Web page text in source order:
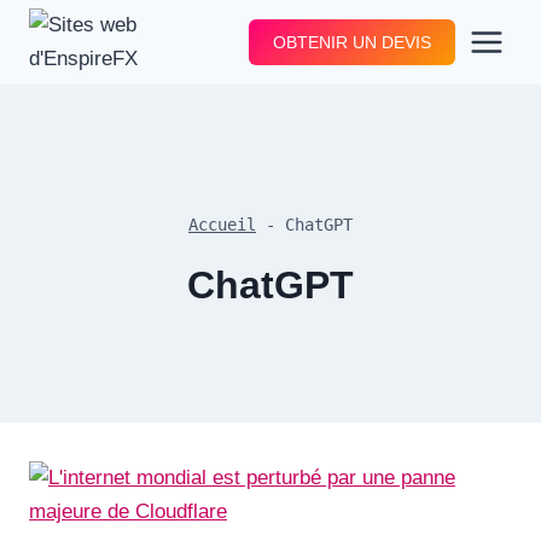
Aller
OBTENIR UN DEVIS
Accueil - ChatGPT
ChatGPT